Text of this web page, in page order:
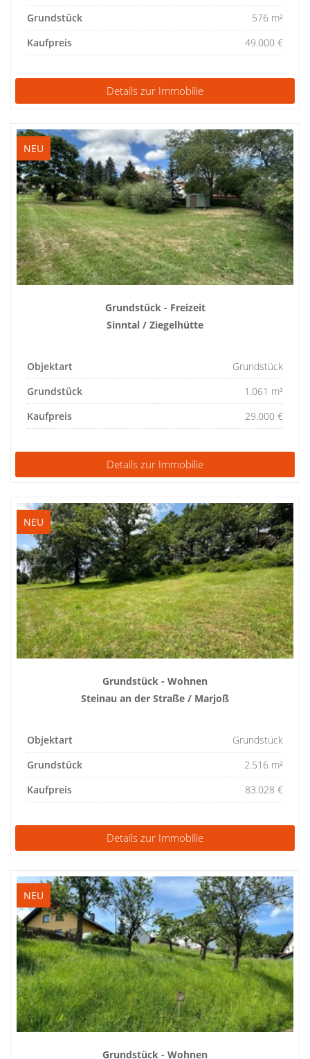
Grundstück
576 m²
Kaufpreis
49.000 €
Details zur Immobilie
NEU
Grundstück - Freizeit
Sinntal / Ziegelhütte
Objektart
Grundstück
Grundstück
1.061 m²
Kaufpreis
29.000 €
Details zur Immobilie
NEU
Grundstück - Wohnen
Steinau an der Straße / Marjoß
Objektart
Grundstück
Grundstück
2.516 m²
Kaufpreis
83.028 €
Details zur Immobilie
NEU
Grundstück - Wohnen